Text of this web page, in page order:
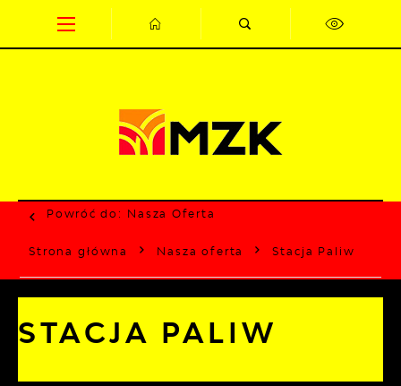
Przejdź do menu.
Przejdź do wyszukiwarki.
Przejdź do treści.
Przejdź do ustawień wielkości czcionki.
Wyłącz wersję kontrastową strony.
Powróć do: Nasza Oferta
Strona główna Nasza oferta Stacja Paliw
STACJA PALIW